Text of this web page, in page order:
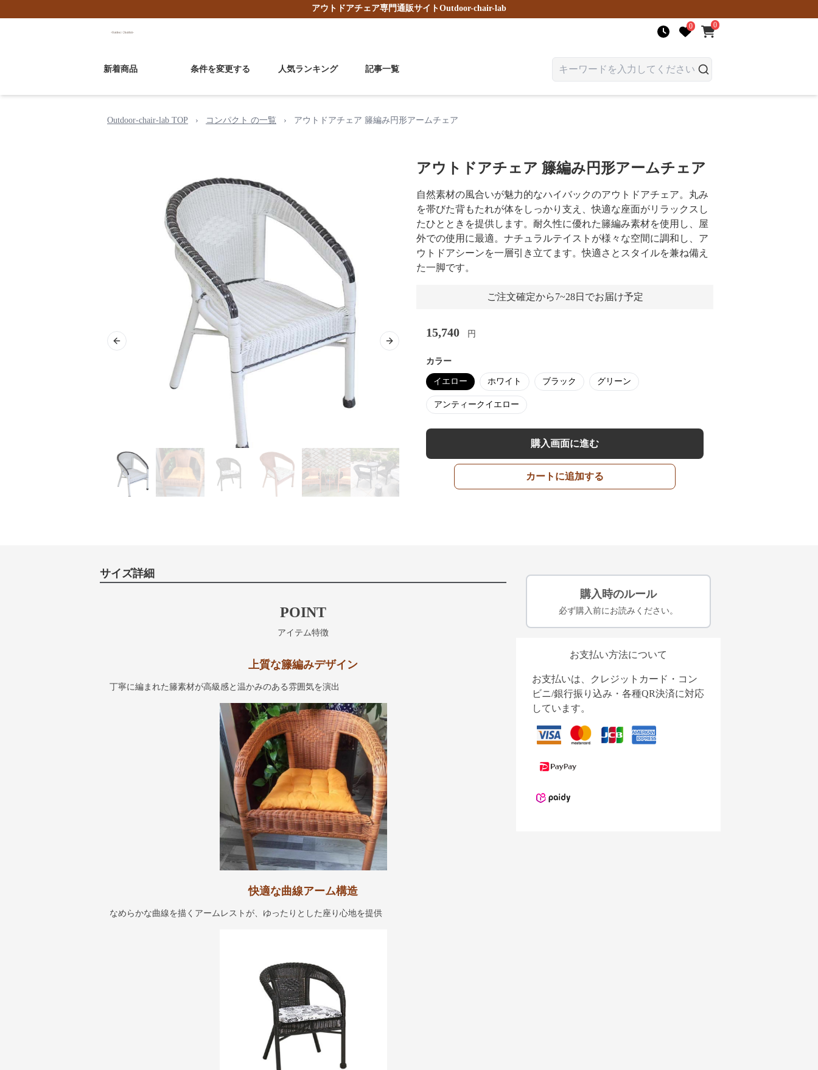
アウトドアチェア専門通販サイトOutdoor-chair-lab
0 0
新着商品 条件を変更する 人気ランキング 記事一覧
Outdoor-chair-lab TOP › コンパクト の一覧 › アウトドアチェア 籐編み円形アームチェア
Previous slide Next slide
アウトドアチェア 籐編み円形アームチェア
自然素材の風合いが魅力的なハイバックのアウトドアチェア。丸み
を帯びた背もたれが体をしっかり支え、快適な座面がリラックスし
たひとときを提供します。耐久性に優れた籐編み素材を使用し、屋
外での使用に最適。ナチュラルテイストが様々な空間に調和し、ア
ウトドアシーンを一層引き立てます。快適さとスタイルを兼ね備え
た一脚です。
ご注文確定から7~28日でお届け予定
15,740 円
カラー
イエロー ホワイト ブラック グリーン
アンティークイエロー
購入画面に進む
カートに追加する
サイズ詳細
POINT
アイテム特徴
上質な籐編みデザイン
丁寧に編まれた籐素材が高級感と温かみのある雰囲気を演出
快適な曲線アーム構造
なめらかな曲線を描くアームレストが、ゆったりとした座り心地を提供
購入時のルール
必ず購入前にお読みください。
お支払い方法について
お支払いは、クレジットカード・コン
ビニ/銀行振り込み・各種QR決済に対応
しています。